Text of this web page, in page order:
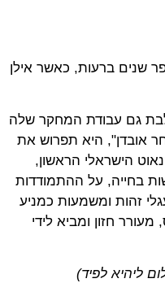
שנים ברעות, כאשר אילן
גם עבודת המחקר שלה
אובדן", היא תפרוש את
הישראלי הראשון,
בחייה, על ההתמודדות
זהות ומשמעות כמניע
חזון ומביא לידי
ליהיא לפיד)